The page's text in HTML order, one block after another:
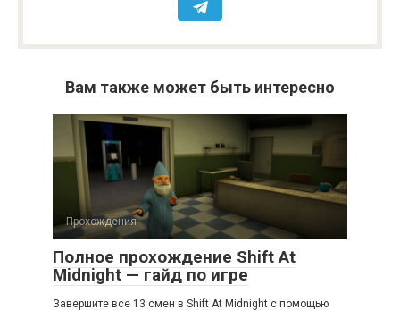
Вам также может быть интересно
Прохождения
Полное прохождение Shift At
Midnight — гайд по игре
Завершите все 13 смен в Shift At Midnight с помощью